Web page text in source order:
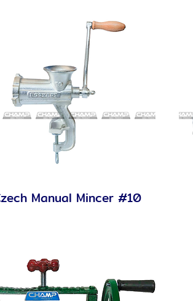
Quick View
Manual Mincer #10